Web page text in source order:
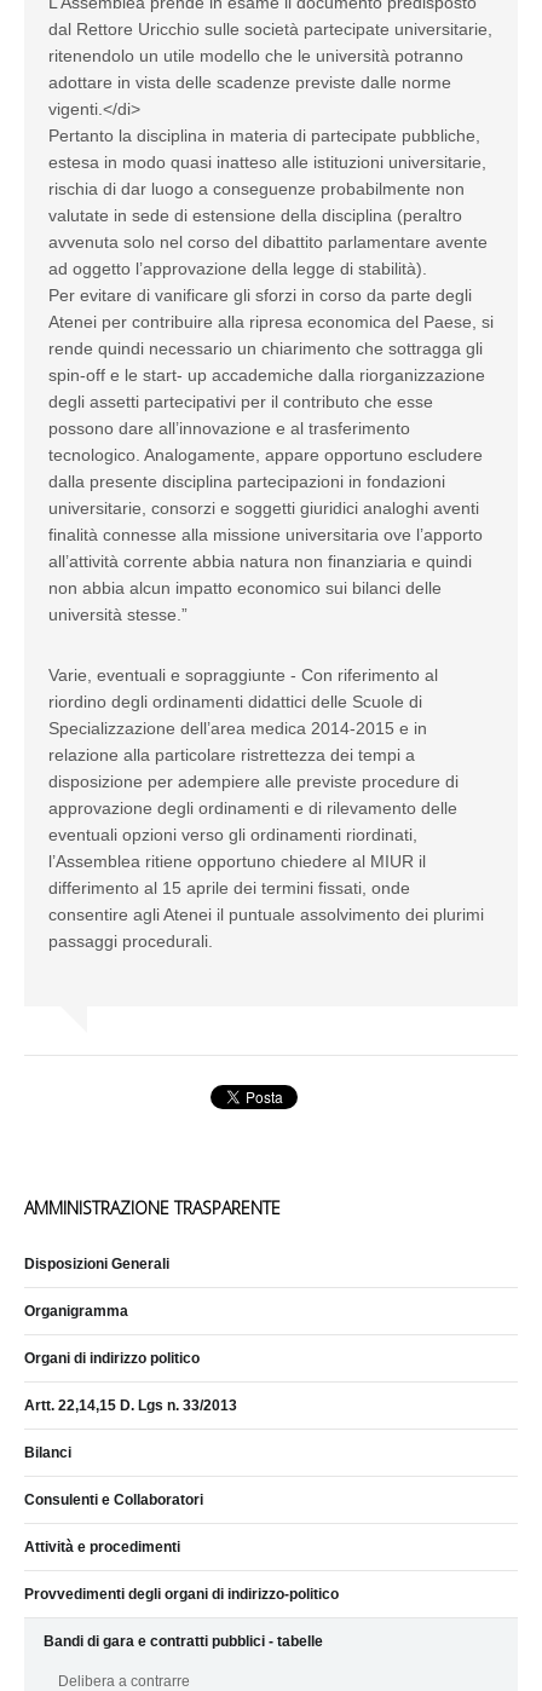
dal Rettore Uricchio sulle società partecipate universitarie,
ritenendolo un utile modello che le università potranno
adottare in vista delle scadenze previste dalle norme
vigenti.</di>
Pertanto la disciplina in materia di partecipate pubbliche,
estesa in modo quasi inatteso alle istituzioni universitarie,
rischia di dar luogo a conseguenze probabilmente non
valutate in sede di estensione della disciplina (peraltro
avvenuta solo nel corso del dibattito parlamentare avente
ad oggetto l’approvazione della legge di stabilità).
Per evitare di vanificare gli sforzi in corso da parte degli
Atenei per contribuire alla ripresa economica del Paese, si
rende quindi necessario un chiarimento che sottragga gli
spin-off e le start- up accademiche dalla riorganizzazione
degli assetti partecipativi per il contributo che esse
possono dare all’innovazione e al trasferimento
tecnologico. Analogamente, appare opportuno escludere
dalla presente disciplina partecipazioni in fondazioni
universitarie, consorzi e soggetti giuridici analoghi aventi
finalità connesse alla missione universitaria ove l’apporto
all’attività corrente abbia natura non finanziaria e quindi
non abbia alcun impatto economico sui bilanci delle
università stesse.”
Varie, eventuali e sopraggiunte - Con riferimento al
riordino degli ordinamenti didattici delle Scuole di
Specializzazione dell’area medica 2014-2015 e in
relazione alla particolare ristrettezza dei tempi a
disposizione per adempiere alle previste procedure di
approvazione degli ordinamenti e di rilevamento delle
eventuali opzioni verso gli ordinamenti riordinati,
l’Assemblea ritiene opportuno chiedere al MIUR il
differimento al 15 aprile dei termini fissati, onde
consentire agli Atenei il puntuale assolvimento dei plurimi
passaggi procedurali.
AMMINISTRAZIONE TRASPARENTE
Disposizioni Generali
Organigramma
Organi di indirizzo politico
Artt. 22,14,15 D. Lgs n. 33/2013
Bilanci
Consulenti e Collaboratori
Attività e procedimenti
Provvedimenti degli organi di indirizzo-politico
Bandi di gara e contratti pubblici - tabelle
Delibera a contrarre